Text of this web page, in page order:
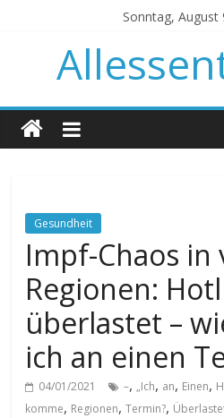
Sonntag, August
Gesundheit
Impf-Chaos in
Regionen:
überlastet –
ich an einen
04/01/2021 –, „Ich, an, Einen,
komme, Regionen,Termin?,